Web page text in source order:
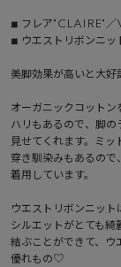
◾︎ フレア"CLAIRE"
◾︎ ウエストリボンニ
美脚効果が高いと大
オーガニックコットン
ハリもあるので、脚の
見せてくれます。ミッ
穿き馴染みもあるの
着用しています。
ウエストリボンニッ
シルエットがとても綺
結ぶことができて、ウ
優れもの♡